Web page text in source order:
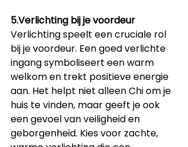
5.Verlichting bij je voordeur
Verlichting speelt een cruciale rol
bij je voordeur. Een goed verlichte
ingang symboliseert een warm
welkom en trekt positieve energie
aan. Het helpt niet alleen Chi om je
huis te vinden, maar geeft je ook
een gevoel van veiligheid en
geborgenheid. Kies voor zachte,